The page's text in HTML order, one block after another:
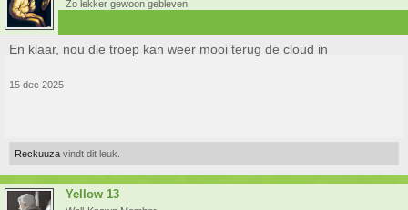
Zo lekker gewoon gebleven
En klaar, nou die troep kan weer mooi terug de cloud in
15 dec 2025
Reckuuza vindt dit leuk.
Yellow 13